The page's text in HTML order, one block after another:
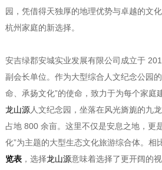
园，凭借得天独厚的地理优势与卓越的文
杭州家庭的新选择。
安吉绿郡安城实业发展有限公司成立于
副会长单位。作为大型综合人文纪念公园
命、承扬文化”的使命，致力于为每个家庭
龙山源人文纪念园，坐落在风光旖旎的九
占地 800 余亩。这里不仅是安息之地，更
化”为主题的大型生态文化旅游综合体。相
览表，选择龙山源意味着选择了更开阔的